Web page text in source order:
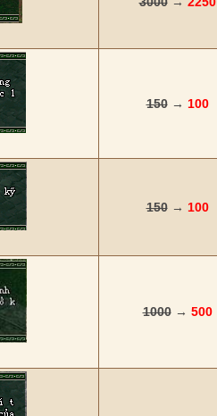
150→ 100
150→ 100
1000→ 500